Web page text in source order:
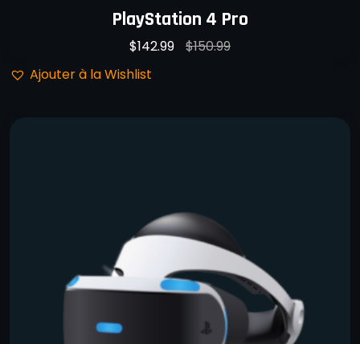
PlayStation 4 Pro
$142.99 $150.99
Ajouter à la Wishlist